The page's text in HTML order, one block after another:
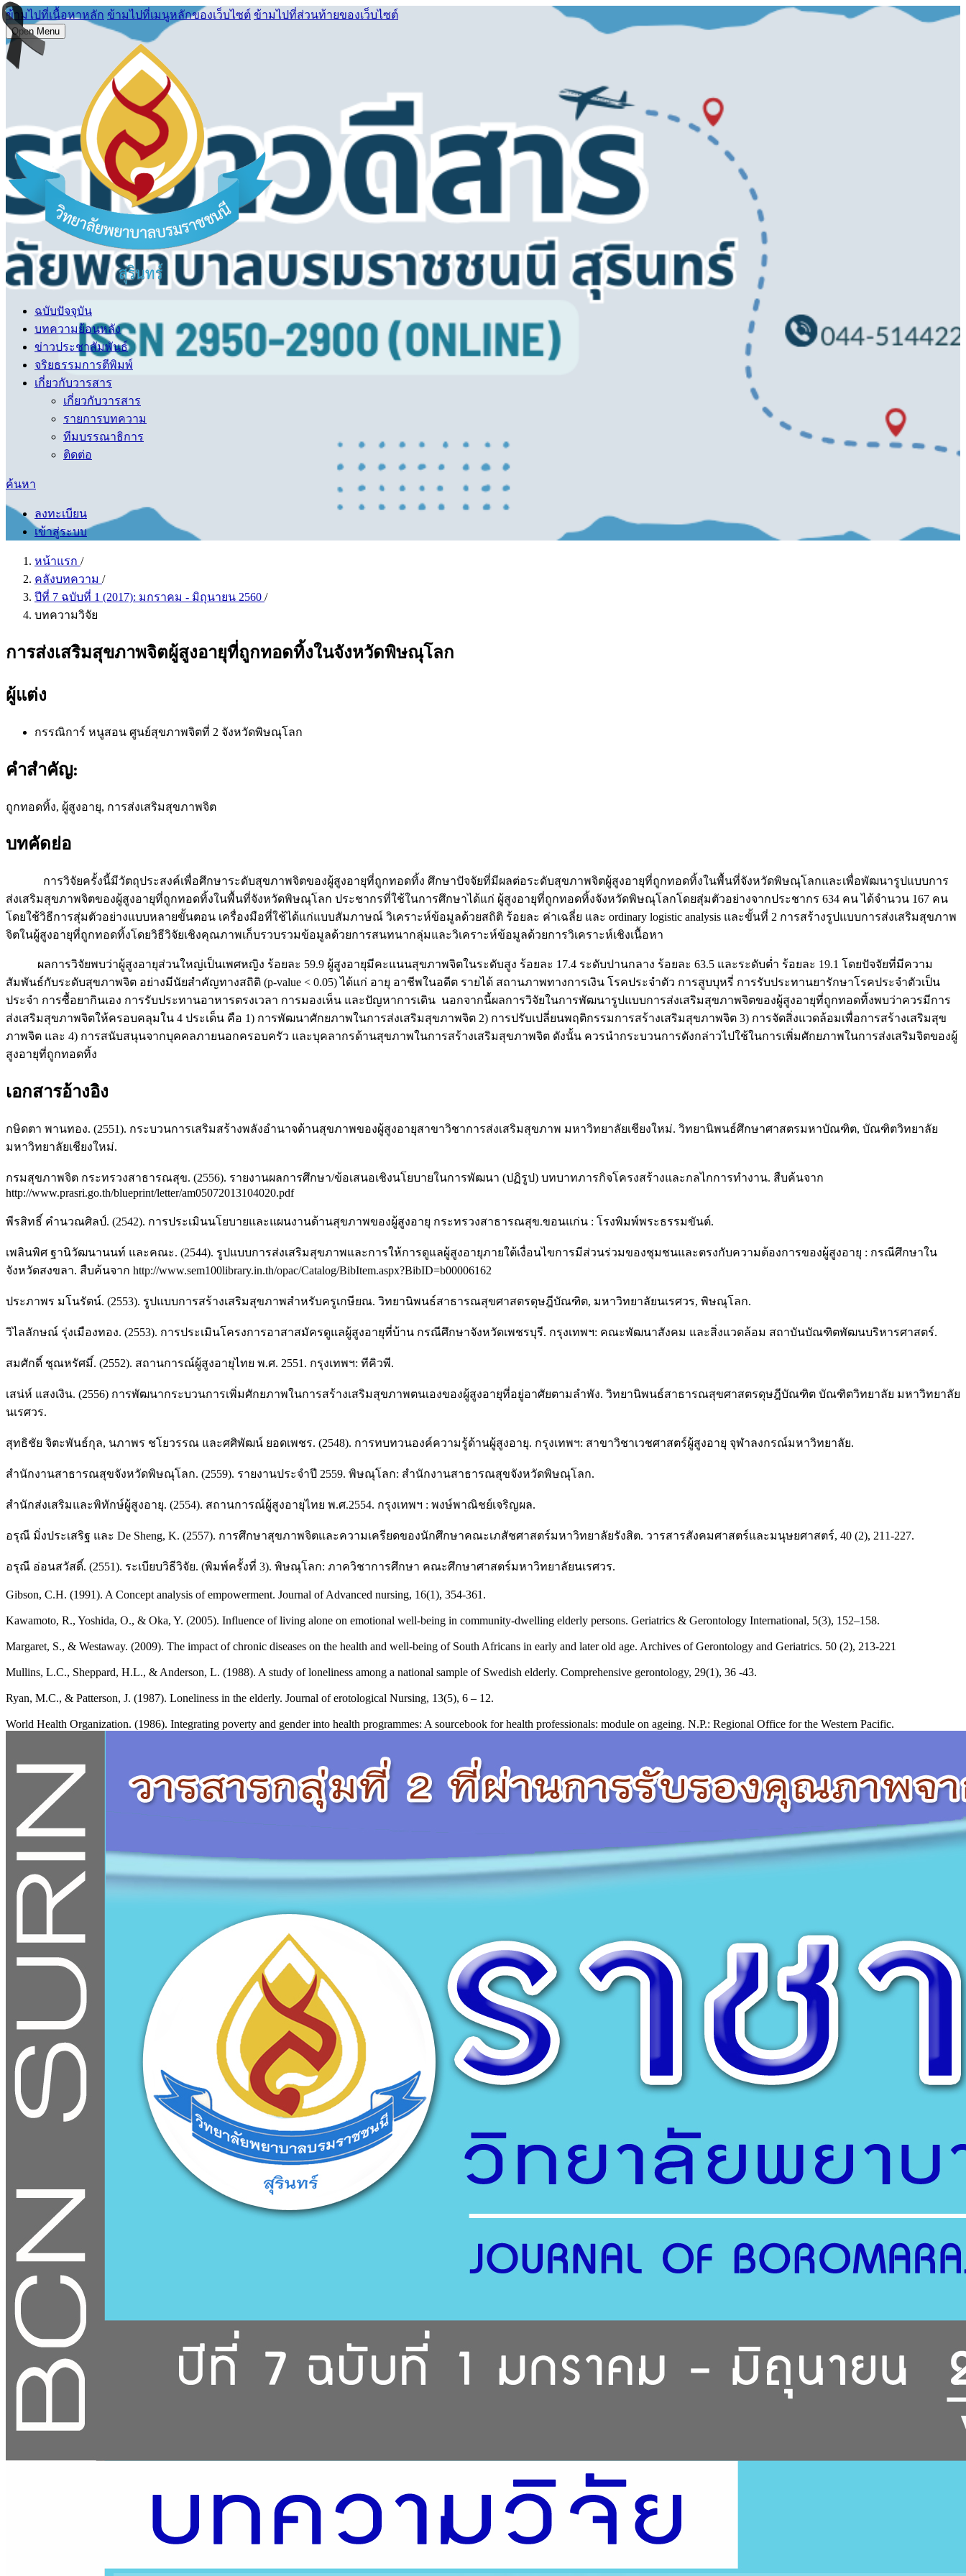
ข้ามไปที่เนื้อหาหลัก ข้ามไปที่เมนูหลักของเว็บไซต์ ข้ามไปที่ส่วนท้ายของเว็บไซต์
Open Menu
ฉบับปัจจุบัน
บทความย้อนหลัง
ข่าวประชาสัมพันธ์
จริยธรรมการตีพิมพ์
เกี่ยวกับวารสาร
เกี่ยวกับวารสาร
รายการบทความ
ทีมบรรณาธิการ
ติดต่อ
ค้นหา
ลงทะเบียน
เข้าสู่ระบบ
หน้าแรก /
คลังบทความ /
ปีที่ 7 ฉบับที่ 1 (2017): มกราคม - มิถุนายน 2560 /
บทความวิจัย
การส่งเสริมสุขภาพจิตผู้สูงอายุที่ถูกทอดทิ้งในจังหวัดพิษณุโลก
ผู้แต่ง
กรรณิการ์ หนูสอน ศูนย์สุขภาพจิตที่ 2 จังหวัดพิษณุโลก
คำสำคัญ:
ถูกทอดทิ้ง, ผู้สูงอายุ, การส่งเสริมสุขภาพจิต
บทคัดย่อ
การวิจัยครั้งนี้มีวัตถุประสงค์เพื่อศึกษาระดับสุขภาพจิตของผู้สูงอายุที่ถูกทอดทิ้ง ศึกษาปัจจัยที่มีผลต่อระดับสุขภาพจิตผู้สูงอายุที่ถูกทอดทิ้งในพื้นที่จังหวัดพิษณุโลกและเพื่อพัฒนารูปแบบการ
ส่งเสริมสุขภาพจิตของผู้สูงอายุที่ถูกทอดทิ้งในพื้นที่จังหวัดพิษณุโลก ประชากรที่ใช้ในการศึกษาได้แก่ ผู้สูงอายุที่ถูกทอดทิ้งจังหวัดพิษณุโลกโดยสุ่มตัวอย่างจากประชากร 634 คน ได้จำนวน 167 คน
โดยใช้วิธีการสุ่มตัวอย่างแบบหลายขั้นตอน เครื่องมือที่ใช้ได้แก่แบบสัมภาษณ์ วิเคราะห์ข้อมูลด้วยสถิติ ร้อยละ ค่าเฉลี่ย และ ordinary logistic analysis และขั้นที่ 2 การสร้างรูปแบบการส่งเสริมสุขภาพ
จิตในผู้สูงอายุที่ถูกทอดทิ้งโดยวิธีวิจัยเชิงคุณภาพเก็บรวบรวมข้อมูลด้วยการสนทนากลุ่มและวิเคราะห์ข้อมูลด้วยการวิเคราะห์เชิงเนื้อหา
ผลการวิจัยพบว่าผู้สูงอายุส่วนใหญ่เป็นเพศหญิง ร้อยละ 59.9 ผู้สูงอายุมีคะแนนสุขภาพจิตในระดับสูง ร้อยละ 17.4 ระดับปานกลาง ร้อยละ 63.5 และระดับต่ำ ร้อยละ 19.1 โดยปัจจัยที่มีความ
สัมพันธ์กับระดับสุขภาพจิต อย่างมีนัยสำคัญทางสถิติ (p-value < 0.05) ได้แก่ อายุ อาชีพในอดีต รายได้ สถานภาพทางการเงิน โรคประจำตัว การสูบบุหรี่ การรับประทานยารักษาโรคประจำตัวเป็น
ประจำ การซื้อยากินเอง การรับประทานอาหารตรงเวลา การมองเห็น และปัญหาการเดิน นอกจากนี้ผลการวิจัยในการพัฒนารูปแบบการส่งเสริมสุขภาพจิตของผู้สูงอายุที่ถูกทอดทิ้งพบว่าควรมีการ
ส่งเสริมสุขภาพจิตให้ครอบคลุมใน 4 ประเด็น คือ 1) การพัฒนาศักยภาพในการส่งเสริมสุขภาพจิต 2) การปรับเปลี่ยนพฤติกรรมการสร้างเสริมสุขภาพจิต 3) การจัดสิ่งแวดล้อมเพื่อการสร้างเสริมสุข
ภาพจิต และ 4) การสนับสนุนจากบุคคลภายนอกครอบครัว และบุคลากรด้านสุขภาพในการสร้างเสริมสุขภาพจิต ดังนั้น ควรนำกระบวนการดังกล่าวไปใช้ในการเพิ่มศักยภาพในการส่งเสริมจิตของผู้
สูงอายุที่ถูกทอดทิ้ง
เอกสารอ้างอิง
กษิดตา พานทอง. (2551). กระบวนการเสริมสร้างพลังอำนาจด้านสุขภาพของผู้สูงอายุสาขาวิชาการส่งเสริมสุขภาพ มหาวิทยาลัยเชียงใหม่. วิทยานิพนธ์ศึกษาศาสตรมหาบัณฑิต, บัณฑิตวิทยาลัย
มหาวิทยาลัยเชียงใหม่.
กรมสุขภาพจิต กระทรวงสาธารณสุข. (2556). รายงานผลการศึกษา/ข้อเสนอเชิงนโยบายในการพัฒนา (ปฏิรูป) บทบาทภารกิจโครงสร้างและกลไกการทำงาน. สืบค้นจาก
http://www.prasri.go.th/blueprint/letter/am05072013104020.pdf
พีรสิทธิ์ คำนวณศิลป์. (2542). การประเมินนโยบายและแผนงานด้านสุขภาพของผู้สูงอายุ กระทรวงสาธารณสุข.ขอนแก่น : โรงพิมพ์พระธรรมขันต์.
เพลินพิศ ฐานิวัฒนานนท์ และคณะ. (2544). รูปแบบการส่งเสริมสุขภาพและการให้การดูแลผู้สูงอายุภายใต้เงื่อนไขการมีส่วนร่วมของชุมชนและตรงกับความต้องการของผู้สูงอายุ : กรณีศึกษาใน
จังหวัดสงขลา. สืบค้นจาก http://www.sem100library.in.th/opac/Catalog/BibItem.aspx?BibID=b00006162
ประภาพร มโนรัตน์. (2553). รูปแบบการสร้างเสริมสุขภาพสำหรับครูเกษียณ. วิทยานิพนธ์สาธารณสุขศาสตรดุษฎีบัณฑิต, มหาวิทยาลัยนเรศวร, พิษณุโลก.
วิไลลักษณ์ รุ่งเมืองทอง. (2553). การประเมินโครงการอาสาสมัครดูแลผู้สูงอายุที่บ้าน กรณีศึกษาจังหวัดเพชรบุรี. กรุงเทพฯ: คณะพัฒนาสังคม และสิ่งแวดล้อม สถาบันบัณฑิตพัฒนบริหารศาสตร์.
สมศักดิ์ ชุณหรัศมิ์. (2552). สถานการณ์ผู้สูงอายุไทย พ.ศ. 2551. กรุงเทพฯ: ทีคิวพี.
เสน่ห์ แสงเงิน. (2556) การพัฒนากระบวนการเพิ่มศักยภาพในการสร้างเสริมสุขภาพตนเองของผู้สูงอายุที่อยู่อาศัยตามลำพัง. วิทยานิพนธ์สาธารณสุขศาสตรดุษฎีบัณฑิต บัณฑิตวิทยาลัย มหาวิทยาลัย
นเรศวร.
สุทธิชัย จิตะพันธ์กุล, นภาพร ชโยวรรณ และศศิพัฒน์ ยอดเพชร. (2548). การทบทวนองค์ความรู้ด้านผู้สูงอายุ. กรุงเทพฯ: สาขาวิชาเวชศาสตร์ผู้สูงอายุ จุฬาลงกรณ์มหาวิทยาลัย.
สำนักงานสาธารณสุขจังหวัดพิษณุโลก. (2559). รายงานประจำปี 2559. พิษณุโลก: สำนักงานสาธารณสุขจังหวัดพิษณุโลก.
สำนักส่งเสริมและพิทักษ์ผู้สูงอายุ. (2554). สถานการณ์ผู้สูงอายุไทย พ.ศ.2554. กรุงเทพฯ : พงษ์พาณิชย์เจริญผล.
อรุณี มิ่งประเสริฐ และ De Sheng, K. (2557). การศึกษาสุขภาพจิตและความเครียดของนักศึกษาคณะเภสัชศาสตร์มหาวิทยาลัยรังสิต. วารสารสังคมศาสตร์และมนุษยศาสตร์, 40 (2), 211-227.
อรุณี อ่อนสวัสดิ์. (2551). ระเบียบวิธีวิจัย. (พิมพ์ครั้งที่ 3). พิษณุโลก: ภาควิชาการศึกษา คณะศึกษาศาสตร์มหาวิทยาลัยนเรศวร.
Gibson, C.H. (1991). A Concept analysis of empowerment. Journal of Advanced nursing, 16(1), 354-361.
Kawamoto, R., Yoshida, O., & Oka, Y. (2005). Influence of living alone on emotional well-being in community-dwelling elderly persons. Geriatrics & Gerontology International, 5(3), 152–158.
Margaret, S., & Westaway. (2009). The impact of chronic diseases on the health and well-being of South Africans in early and later old age. Archives of Gerontology and Geriatrics. 50 (2), 213-221
Mullins, L.C., Sheppard, H.L., & Anderson, L. (1988). A study of loneliness among a national sample of Swedish elderly. Comprehensive gerontology, 29(1), 36 -43.
Ryan, M.C., & Patterson, J. (1987). Loneliness in the elderly. Journal of erotological Nursing, 13(5), 6 – 12.
World Health Organization. (1986). Integrating poverty and gender into health programmes: A sourcebook for health professionals: module on ageing. N.P.: Regional Office for the Western Pacific.